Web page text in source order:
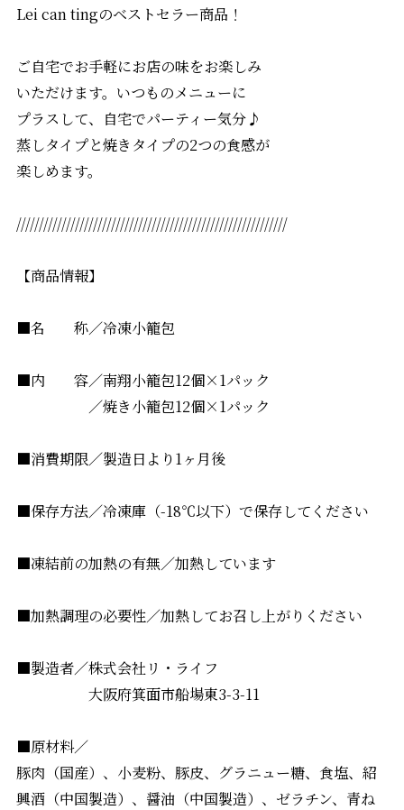
Lei can tingのベストセラー商品！
ご自宅でお手軽にお店の味をお楽しみ
いただけます。いつものメニューに
プラスして、自宅でパーティー気分♪
蒸しタイプと焼きタイプの2つの食感が
楽しめます。
////////////////////////////////////////////////////////////
【商品情報】
■名 称／冷凍小籠包
■内 容／南翔小籠包12個×1パック
／焼き小籠包12個×1パック
■消費期限／製造日より1ヶ月後
■保存方法／冷凍庫（-18℃以下）で保存してください
■凍結前の加熱の有無／加熱しています
■加熱調理の必要性／加熱してお召し上がりください
■製造者／株式会社リ・ライフ
大阪府箕面市船場東3-3-11
■原材料／
豚肉（国産）、小麦粉、豚皮、グラニュー糖、食塩、紹
興酒（中国製造）、醤油（中国製造）、ゼラチン、青ね